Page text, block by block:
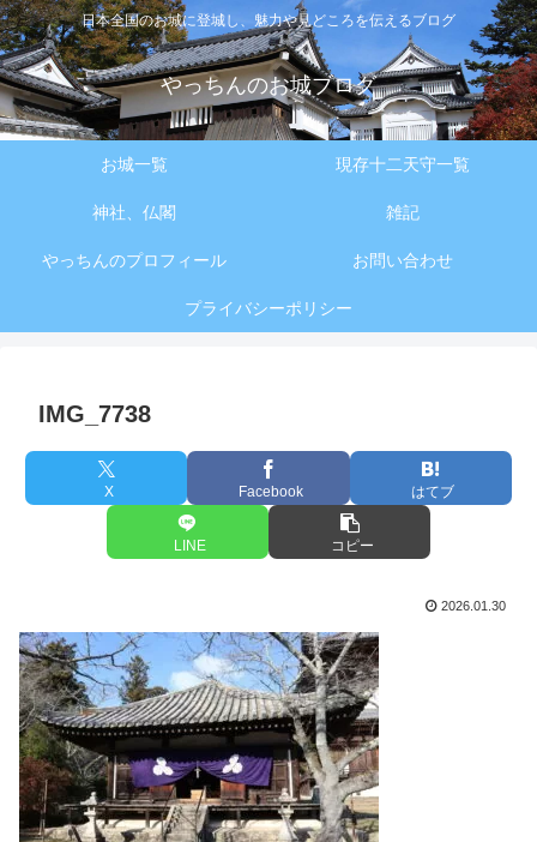
日本全国のお城に登城し、魅力や見どころを伝えるブログ
やっちんのお城ブログ
お城一覧 現存十二天守一覧
神社、仏閣 雑記
やっちんのプロフィール お問い合わせ
プライバシーポリシー
IMG_7738
X Facebook はてブ
LINE コピー
2026.01.30